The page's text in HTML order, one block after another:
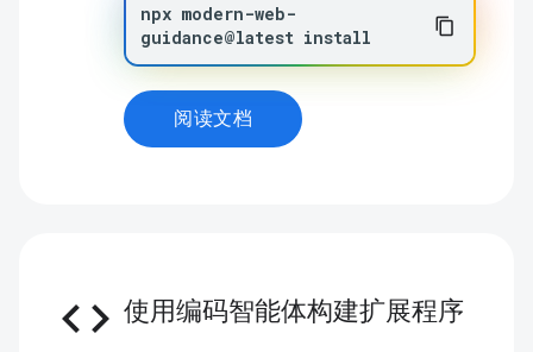
npx modern-web-
guidance@latest install
阅读文档
code 使用编码智能体构建扩展程序